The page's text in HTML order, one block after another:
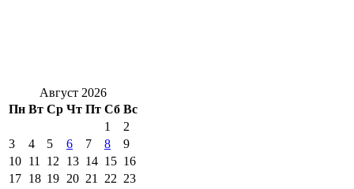
Август 2026
Пн Вт Ср Чт Пт Сб Вс
1
2
3
4 5 6 7 8
9
10 11 12 13 14 15 16
17 18 19 20 21 22 23